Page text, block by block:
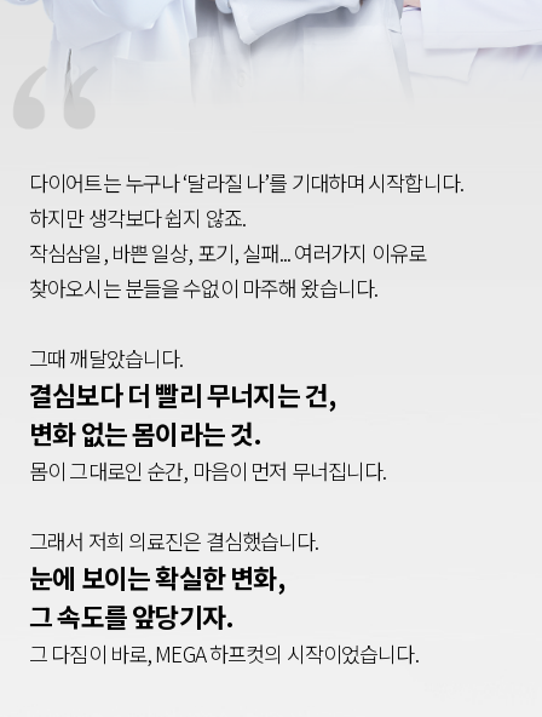
다이어트는 누구나 ‘달라질 나’를 기대하며 시작합니다.
하지만 생각보다 쉽지 않죠.
작심삼일, 바쁜 일상, 포기, 실패... 여러가지 이유로
찾아오시는 분들을 수없이 마주해 왔습니다.
그때 깨달았습니다.
결심보다 더 빨리 무너지는 건,
변화 없는 몸이라는 것.
몸이 그대로인 순간, 마음이 먼저 무너집니다.
그래서 저희 의료진은 결심했습니다.
눈에 보이는 확실한 변화,
그 속도를 앞당기자.
그 다짐이 바로,MEGA 하프컷의 시작이었습니다.